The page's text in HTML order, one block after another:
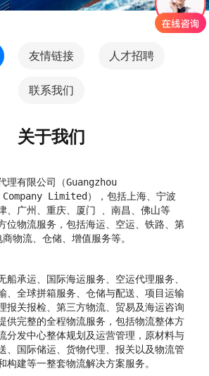
友情链接 人才招聘
联系我们
关于我们
理有限公司（Guangzhou
Limited），包括上海、宁波
、广州、重庆、厦门 、南昌、佛山等
位物流服务，包括海运、空运、铁路、第
商物流、仓储、增值服务等。
船承运、国际海运服务、空运代理服务、
、全球拼箱服务、仓储与配送、项目运输
报关报检、第三方物流、贸易及海运咨询
供完整的全程物流服务，包括物流整体方
分发中心整体规划及运营管理，原材料与
、国际储运、货物代理、报关以及物流管
构建等一整套物流解决方案服务。